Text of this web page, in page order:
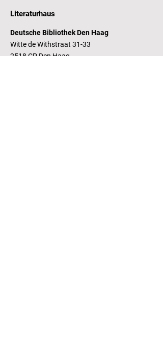
Literaturhaus
Deutsche Bibliothek Den Haag
Witte de Withstraat 31-33
2518 CP Den Haag